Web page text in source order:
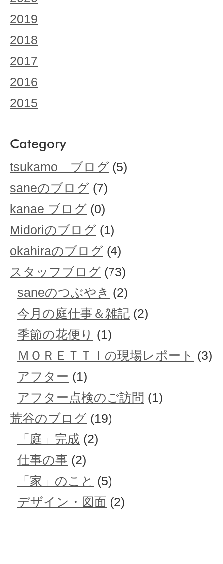
2019
2018
2017
2016
2015
Category
tsukamo ブログ (5)
saneのブログ (7)
kanae ブログ (0)
Midoriのブログ (1)
okahiraのブログ (4)
スタッフブログ (73)
saneのつぶやき (2)
今月の庭仕事＆雑記 (2)
季節の花便り (1)
ＭＯＲＥＴＴＩの現場レポート (3)
アフター (1)
アフター点検のご訪問 (1)
荒谷のブログ (19)
「庭」完成 (2)
仕事の事 (2)
「家」のこと (5)
デザイン・図面 (2)